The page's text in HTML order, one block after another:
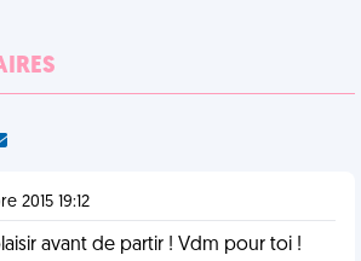
2015 19:12
avant de partir ! Vdm pour toi !